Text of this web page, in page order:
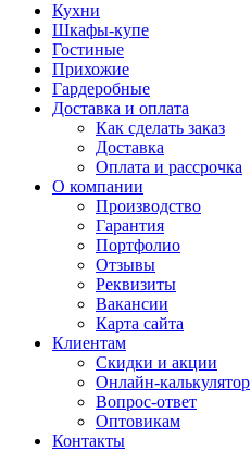
Кухни
Шкафы-купе
Гостиные
Прихожие
Гардеробные
Доставка и оплата
Как сделать заказ
Доставка
Оплата и рассрочка
О компании
Производство
Гарантия
Портфолио
Отзывы
Реквизиты
Вакансии
Карта сайта
Клиентам
Скидки и акции
Онлайн-калькулятор
Вопрос-ответ
Оптовикам
Контакты